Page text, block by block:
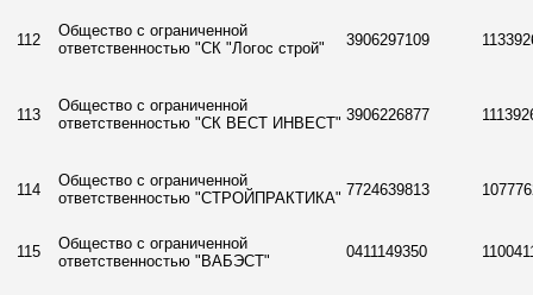
112
Общество с ограниченной
ответственностью "СК "Логос строй"
3906297109
113
Общество с ограниченной
ответственностью "СК ВЕСТ ИНВЕСТ" 3906226877
114
Общество с ограниченной
ответственностью "СТРОЙПРАКТИКА" 7724639813
115
Общество с ограниченной
ответственностью "ВАБЭСТ"
0411149350